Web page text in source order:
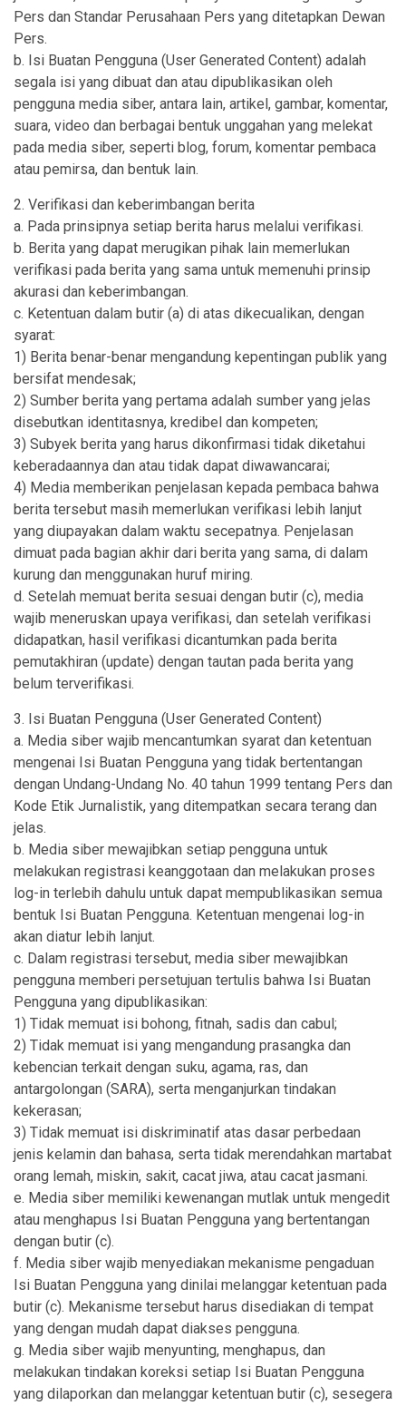
Pers dan Standar Perusahaan Pers yang ditetapkan Dewan
Pers.
b. Isi Buatan Pengguna (User Generated Content) adalah
segala isi yang dibuat dan atau dipublikasikan oleh
pengguna media siber, antara lain, artikel, gambar, komentar,
suara, video dan berbagai bentuk unggahan yang melekat
pada media siber, seperti blog, forum, komentar pembaca
atau pemirsa, dan bentuk lain.
2. Verifikasi dan keberimbangan berita
a. Pada prinsipnya setiap berita harus melalui verifikasi.
b. Berita yang dapat merugikan pihak lain memerlukan
verifikasi pada berita yang sama untuk memenuhi prinsip
akurasi dan keberimbangan.
c. Ketentuan dalam butir (a) di atas dikecualikan, dengan
syarat:
1) Berita benar-benar mengandung kepentingan publik yang
bersifat mendesak;
2) Sumber berita yang pertama adalah sumber yang jelas
disebutkan identitasnya, kredibel dan kompeten;
3) Subyek berita yang harus dikonfirmasi tidak diketahui
keberadaannya dan atau tidak dapat diwawancarai;
4) Media memberikan penjelasan kepada pembaca bahwa
berita tersebut masih memerlukan verifikasi lebih lanjut
yang diupayakan dalam waktu secepatnya. Penjelasan
dimuat pada bagian akhir dari berita yang sama, di dalam
kurung dan menggunakan huruf miring.
d. Setelah memuat berita sesuai dengan butir (c), media
wajib meneruskan upaya verifikasi, dan setelah verifikasi
didapatkan, hasil verifikasi dicantumkan pada berita
pemutakhiran (update) dengan tautan pada berita yang
belum terverifikasi.
3. Isi Buatan Pengguna (User Generated Content)
a. Media siber wajib mencantumkan syarat dan ketentuan
mengenai Isi Buatan Pengguna yang tidak bertentangan
dengan Undang-Undang No. 40 tahun 1999 tentang Pers dan
Kode Etik Jurnalistik, yang ditempatkan secara terang dan
jelas.
b. Media siber mewajibkan setiap pengguna untuk
melakukan registrasi keanggotaan dan melakukan proses
log-in terlebih dahulu untuk dapat mempublikasikan semua
bentuk Isi Buatan Pengguna. Ketentuan mengenai log-in
akan diatur lebih lanjut.
c. Dalam registrasi tersebut, media siber mewajibkan
pengguna memberi persetujuan tertulis bahwa Isi Buatan
Pengguna yang dipublikasikan:
1) Tidak memuat isi bohong, fitnah, sadis dan cabul;
2) Tidak memuat isi yang mengandung prasangka dan
kebencian terkait dengan suku, agama, ras, dan
antargolongan (SARA), serta menganjurkan tindakan
kekerasan;
3) Tidak memuat isi diskriminatif atas dasar perbedaan
jenis kelamin dan bahasa, serta tidak merendahkan martabat
orang lemah, miskin, sakit, cacat jiwa, atau cacat jasmani.
e. Media siber memiliki kewenangan mutlak untuk mengedit
atau menghapus Isi Buatan Pengguna yang bertentangan
dengan butir (c).
f. Media siber wajib menyediakan mekanisme pengaduan
Isi Buatan Pengguna yang dinilai melanggar ketentuan pada
butir (c). Mekanisme tersebut harus disediakan di tempat
yang dengan mudah dapat diakses pengguna.
g. Media siber wajib menyunting, menghapus, dan
melakukan tindakan koreksi setiap Isi Buatan Pengguna
yang dilaporkan dan melanggar ketentuan butir (c), sesegera